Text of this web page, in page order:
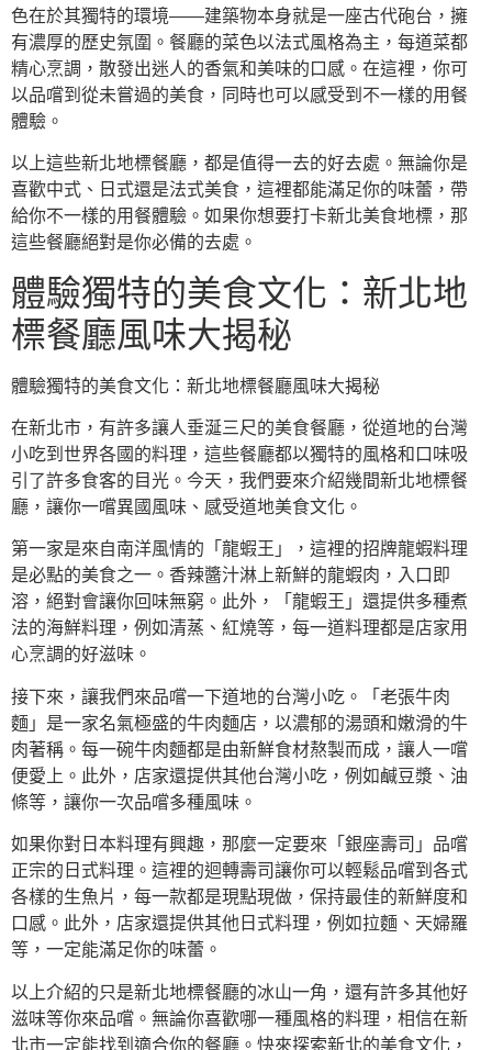
色在於其獨特的環境——建築物本身就是一座古代砲台，擁
有濃厚的歷史氛圍。餐廳的菜色以法式風格為主，每道菜都
精心烹調，散發出迷人的香氣和美味的口感。在這裡，你可
以品嚐到從未嘗過的美食，同時也可以感受到不一樣的用餐
體驗。
以上這些新北地標餐廳，都是值得一去的好去處。無論你是
喜歡中式、日式還是法式美食，這裡都能滿足你的味蕾，帶
給你不一樣的用餐體驗。如果你想要打卡新北美食地標，那
這些餐廳絕對是你必備的去處。
體驗獨特的美食文化：新北地
標餐廳風味大揭秘
體驗獨特的美食文化：新北地標餐廳風味大揭秘
在新北市，有許多讓人垂涎三尺的美食餐廳，從道地的台灣
小吃到世界各國的料理，這些餐廳都以獨特的風格和口味吸
引了許多食客的目光。今天，我們要來介紹幾間新北地標餐
廳，讓你一嚐異國風味、感受道地美食文化。
第一家是來自南洋風情的「龍蝦王」，這裡的招牌龍蝦料理
是必點的美食之一。香辣醬汁淋上新鮮的龍蝦肉，入口即
溶，絕對會讓你回味無窮。此外，「龍蝦王」還提供多種煮
法的海鮮料理，例如清蒸、紅燒等，每一道料理都是店家用
心烹調的好滋味。
接下來，讓我們來品嚐一下道地的台灣小吃。「老張牛肉
麵」是一家名氣極盛的牛肉麵店，以濃郁的湯頭和嫩滑的牛
肉著稱。每一碗牛肉麵都是由新鮮食材熬製而成，讓人一嚐
便愛上。此外，店家還提供其他台灣小吃，例如鹹豆漿、油
條等，讓你一次品嚐多種風味。
如果你對日本料理有興趣，那麼一定要來「銀座壽司」品嚐
正宗的日式料理。這裡的迴轉壽司讓你可以輕鬆品嚐到各式
各樣的生魚片，每一款都是現點現做，保持最佳的新鮮度和
口感。此外，店家還提供其他日式料理，例如拉麵、天婦羅
等，一定能滿足你的味蕾。
以上介紹的只是新北地標餐廳的冰山一角，還有許多其他好
滋味等你來品嚐。無論你喜歡哪一種風格的料理，相信在新
北市一定能找到適合你的餐廳。快來探索新北的美食文化，